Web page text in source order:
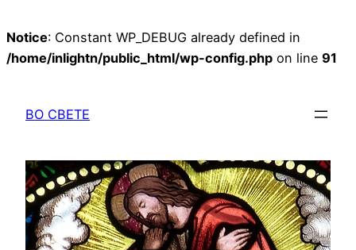
Notice: Constant WP_DEBUG already defined in
/home/inlightn/public_html/wp-config.php on line 91
содержимому
ВО СВЕТЕ